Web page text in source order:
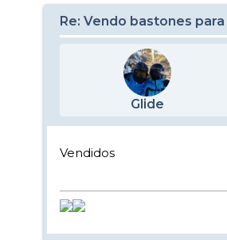
Re: Vendo bastones
Glide
Vendidos